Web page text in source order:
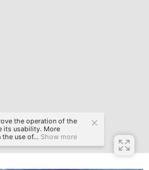
the operation of the
its usability. More
use of... Show more